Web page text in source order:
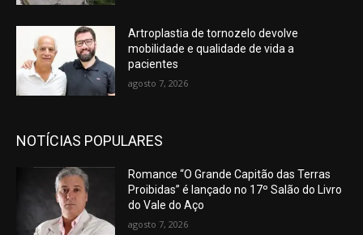
Artroplastia de tornozelo devolve
mobilidade e qualidade de vida a
pacientes
agosto 7, 2026
NOTÍCIAS POPULARES
Romance “O Grande Capitão das Terras
Proibidas” é lançado no 17º Salão do Livro
do Vale do Aço
agosto 7, 2026